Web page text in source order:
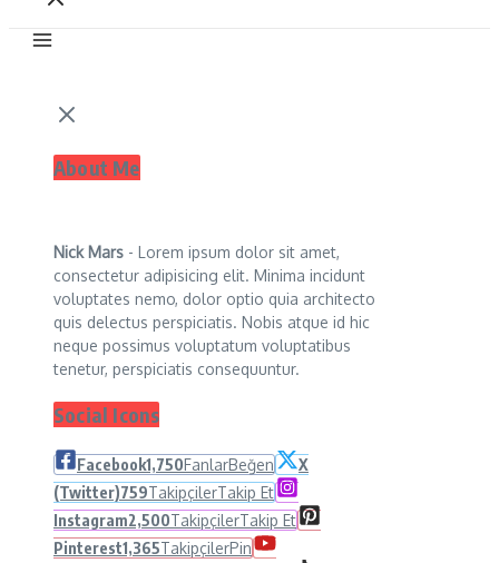
About Me
Nick Mars - Lorem ipsum dolor sit amet,
consectetur adipisicing elit. Minima incidunt
voluptates nemo, dolor optio quia architecto
quis delectus perspiciatis. Nobis atque id hic
neque possimus voluptatum voluptatibus
tenetur, perspiciatis consequuntur.
Social Icons
Facebook1,750FanlarBeğen
X
(Twitter)759TakipçilerTakip Et
Instagram2,500TakipçilerTakip Et
Pinterest1,365TakipçilerPin